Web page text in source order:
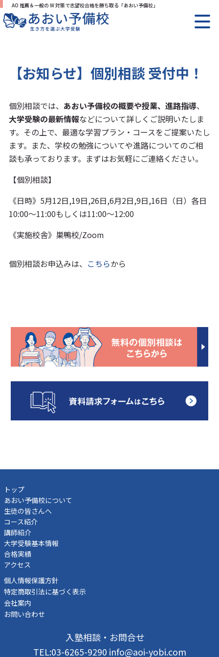
AO 推薦＆一般の W 対策で志望校合格を勝ち取る「あおい予備校」
【お知らせ】個別相談 受付中！
個別相談では、 あおい予備校の概要や授業、進路指導、
大学受験の最新情報などについて詳しくご説明いたしま
す。その上で、最適な学習プラン・コースをご提案いたし
ます。また、学校の勉強についてや進路についてのご相
談も承っております。まずはお気軽にご連絡ください。
【個別相談】
《日時》5月12日,19日,26日,6月2日,9日,16日（日）各日
10:00〜11:00もしくは11:00〜12:00
《実施校舎》巣鴨校/Zoom
個別相談お申込みは、 こちらから
トップ
あおい予備校について
生徒の皆さんへ
コース紹介
講師紹介
大学受験基本情報
合格実績
アクセス
個人情報保護方針
特定商取引法に基づく表示
会社案内
お問い合わせ
入塾相談・お問合せ
TEL:03-6265-9290 info@aoi-yobi.com